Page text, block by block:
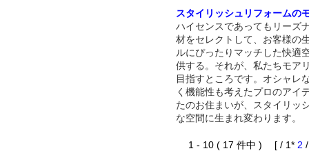
スタイリッシュリフォームの
ハイセンスであってもリーズ
材をセレクトして、お客様の
ルにぴったりマッチした快適
供する。それが、私たちモア
目指すところです。オシャレ
く機能性も考えたプロのアイ
たのお住まいが、スタイリッ
な空間に生まれ変わります。
1 - 10 ( 17 件中 ) [ / 1* 2